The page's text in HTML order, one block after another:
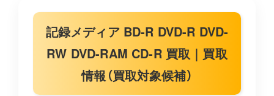
記録メディア BD-R DVD-R DVD-
RW DVD-RAM CD-R 買取｜買取
情報（買取対象候補）